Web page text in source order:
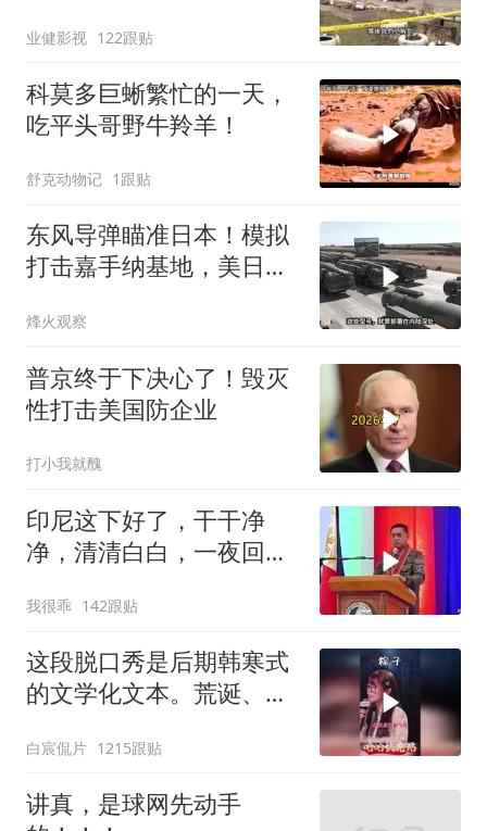
业健影视 122跟贴
科莫多巨蜥繁忙的一天，
吃平头哥野牛羚羊！
舒克动物记 1跟贴
东风导弹瞄准日本！模拟
打击嘉手纳基地，美日敢
烽火观察
普京终于下决心了！毁灭
性打击美国防企业
打小我就醜
印尼这下好了，干干净
净，清清白白，一夜回到
我很乖 142跟贴
这段脱口秀是后期韩寒式
的文学化文本。荒诞、激
白宸侃片 1215跟贴
讲真，是球网先动手